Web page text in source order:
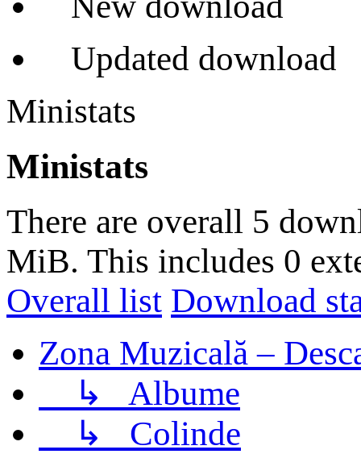
Updated download
Ministats
Ministats
There are overall 5
MiB. This includes 0
Overall list Download
Zona Muzicală –
↳ Albume
↳ Colinde